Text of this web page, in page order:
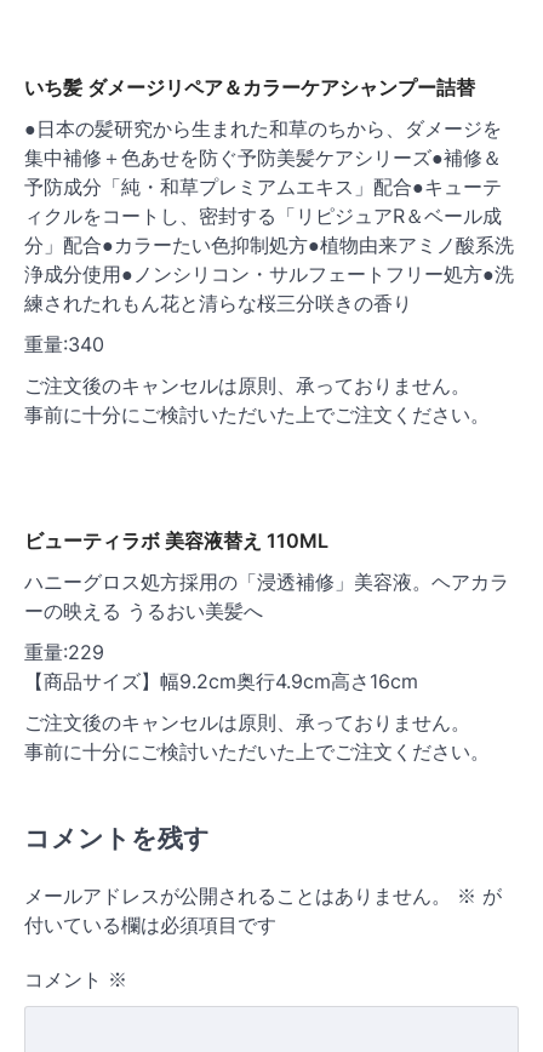
いち髪 ダメージリペア＆カラーケアシャンプー詰替
●日本の髪研究から生まれた和草のちから、ダメージを
集中補修＋色あせを防ぐ予防美髪ケアシリーズ●補修＆
予防成分「純・和草プレミアムエキス」配合●キューテ
ィクルをコートし、密封する「リピジュアR＆ベール成
分」配合●カラーたい色抑制処方●植物由来アミノ酸系洗
浄成分使用●ノンシリコン・サルフェートフリー処方●洗
練されたれもん花と清らな桜三分咲きの香り
重量:340
ご注文後のキャンセルは原則、承っておりません。
事前に十分にご検討いただいた上でご注文ください。
ビューティラボ 美容液替え 110ML
ハニーグロス処方採用の「浸透補修」美容液。ヘアカラ
ーの映える うるおい美髪へ
重量:229
【商品サイズ】幅9.2cm奥行4.9cm高さ16cm
ご注文後のキャンセルは原則、承っておりません。
事前に十分にご検討いただいた上でご注文ください。
コメントを残す
メールアドレスが公開されることはありません。 ※ が
付いている欄は必須項目です
コメント ※